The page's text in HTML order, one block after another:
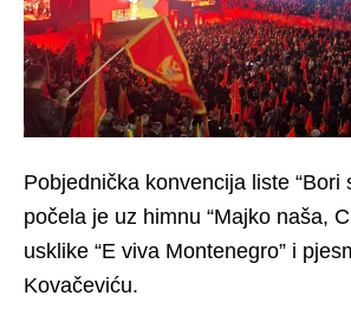
Pobjednička konvencija liste “Bori
počela je uz himnu “Majko naša,
usklike “E viva Montenegro” i
Kovačeviću.